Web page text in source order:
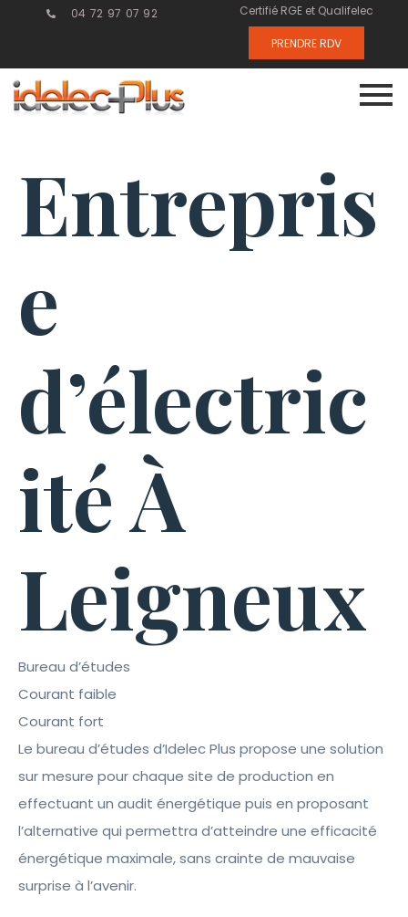
04 72 97 07 92 Certifié RGE et Qualifelec
PRENDRE RDV
Entrepris
e
d’électric
ité À
Leigneux
Bureau d’études
Courant faible
Courant fort
Le bureau d’études d’Idelec Plus propose une solution
sur mesure pour chaque site de production en
effectuant un audit énergétique puis en proposant
l’alternative qui permettra d’atteindre une efficacité
énergétique maximale, sans crainte de mauvaise
surprise à l’avenir.